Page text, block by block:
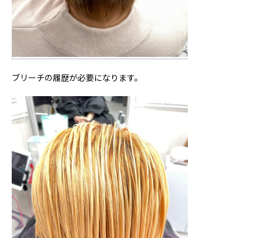
ブリーチの履歴が必要になります。